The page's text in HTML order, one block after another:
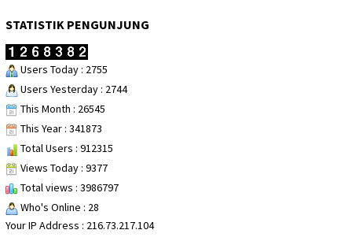
STATISTIK PENGUNJUNG
Users Today : 2755
Users Yesterday : 2744
This Month : 26545
This Year : 341873
Total Users : 912315
Views Today : 9377
Total views : 3986797
Who's Online : 28
Your IP Address : 216.73.217.104